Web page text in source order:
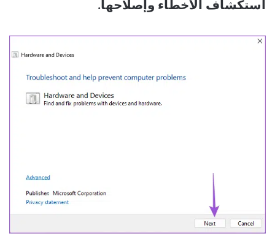
استكشاف الأخطاء وإصلاحها.